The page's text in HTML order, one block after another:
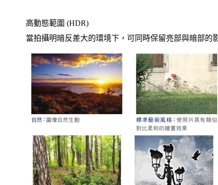
高動態範圍 (HDR)
當拍攝明暗反差大的環境下，可同時保留亮部與暗部的